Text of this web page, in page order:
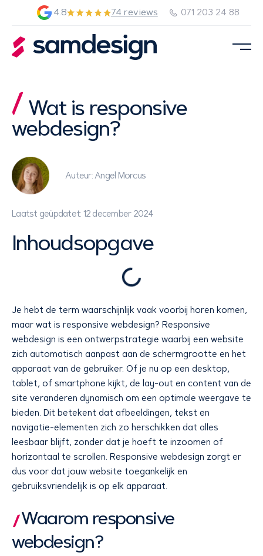
4.8 74 reviews 071 203 24 88
Wat is responsive
webdesign?
Auteur: Angel Morcus
Laatst geüpdatet: 12 december 2024
Inhoudsopgave
Je hebt de term waarschijnlijk vaak voorbij horen komen,
maar wat is responsive webdesign? Responsive
webdesign is een ontwerpstrategie waarbij een website
zich automatisch aanpast aan de schermgrootte en het
apparaat van de gebruiker. Of je nu op een desktop,
tablet, of smartphone kijkt, de lay-out en content van de
site veranderen dynamisch om een optimale weergave te
bieden. Dit betekent dat afbeeldingen, tekst en
navigatie-elementen zich zo herschikken dat alles
leesbaar blijft, zonder dat je hoeft te inzoomen of
horizontaal te scrollen. Responsive webdesign zorgt er
dus voor dat jouw website toegankelijk en
gebruiksvriendelijk is op elk apparaat.
Waarom responsive
webdesign?